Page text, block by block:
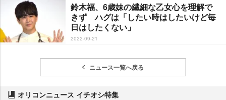
鈴木福、6歳妹の繊細な乙女心を理解で
きず ハグは「したい時はしたいけど毎
日はしたくない」
2022-09-21
ニュース一覧へ戻る
オリコンニュース イチオシ特集